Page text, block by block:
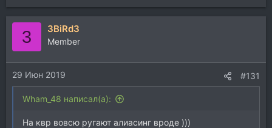
3 3BiRd3
Member
29 Июн 2019 #131
Wham_48 написал(а):
На квр вовсю ругают алиасинг вроде )))